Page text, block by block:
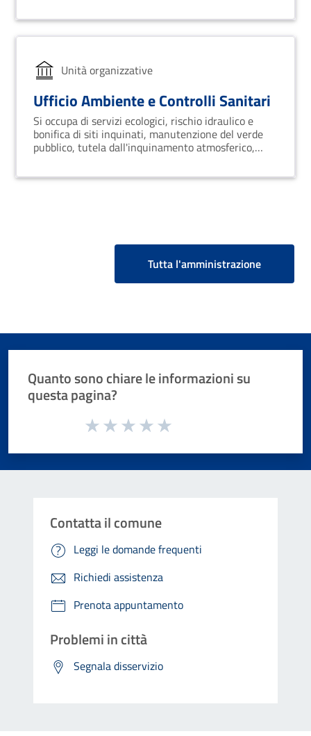
Unità organizzative
Ufficio Ambiente e Controlli Sanitari
Si occupa di servizi ecologici, rischio idraulico e
bonifica di siti inquinati, manutenzione del verde
pubblico, tutela dall'inquinamento atmosferico,
quali Arpa, Egrib e Acquedotto Lucano.
Tutta l'amministrazione
Quanto sono chiare le informazioni su
questa pagina?
Valuta da 1 a 5 stelle la pagina
Contatta il comune
Leggi le domande frequenti
Richiedi assistenza
Prenota appuntamento
Problemi in città
Segnala disservizio